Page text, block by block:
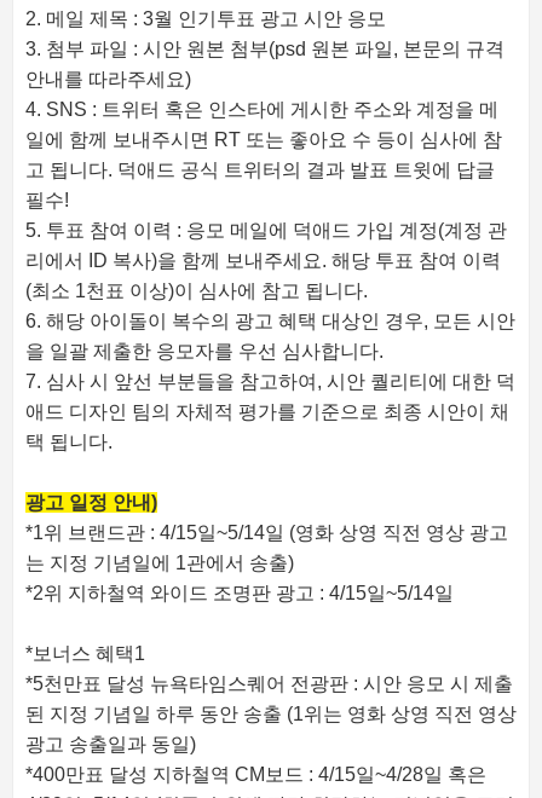
2. 메일 제목 : 3월 인기투표 광고 시안 응모
3. 첨부 파일 : 시안 원본 첨부(psd 원본 파일, 본문의 규격
안내를 따라주세요)
4. SNS : 트위터 혹은 인스타에 게시한 주소와 계정을 메
일에 함께 보내주시면 RT 또는 좋아요 수 등이 심사에 참
고 됩니다. 덕애드 공식 트위터의 결과 발표 트윗에 답글
필수!
5. 투표 참여 이력 : 응모 메일에 덕애드 가입 계정(계정 관
리에서 ID 복사)을 함께 보내주세요. 해당 투표 참여 이력
(최소 1천표 이상)이 심사에 참고 됩니다.
6. 해당 아이돌이 복수의 광고 혜택 대상인 경우, 모든 시안
을 일괄 제출한 응모자를 우선 심사합니다.
7. 심사 시 앞선 부분들을 참고하여, 시안 퀄리티에 대한 덕
애드 디자인 팀의 자체적 평가를 기준으로 최종 시안이 채
택 됩니다.
광고 일정 안내)
*1위 브랜드관 : 4/15일~5/14일 (영화 상영 직전 영상 광고
는 지정 기념일에 1관에서 송출)
*2위 지하철역 와이드 조명판 광고 : 4/15일~5/14일
*보너스 혜택1
*5천만표 달성 뉴욕타임스퀘어 전광판 : 시안 응모 시 제출
된 지정 기념일 하루 동안 송출 (1위는 영화 상영 직전 영상
광고 송출일과 동일)
*400만표 달성 지하철역 CM보드 : 4/15일~4/28일 혹은